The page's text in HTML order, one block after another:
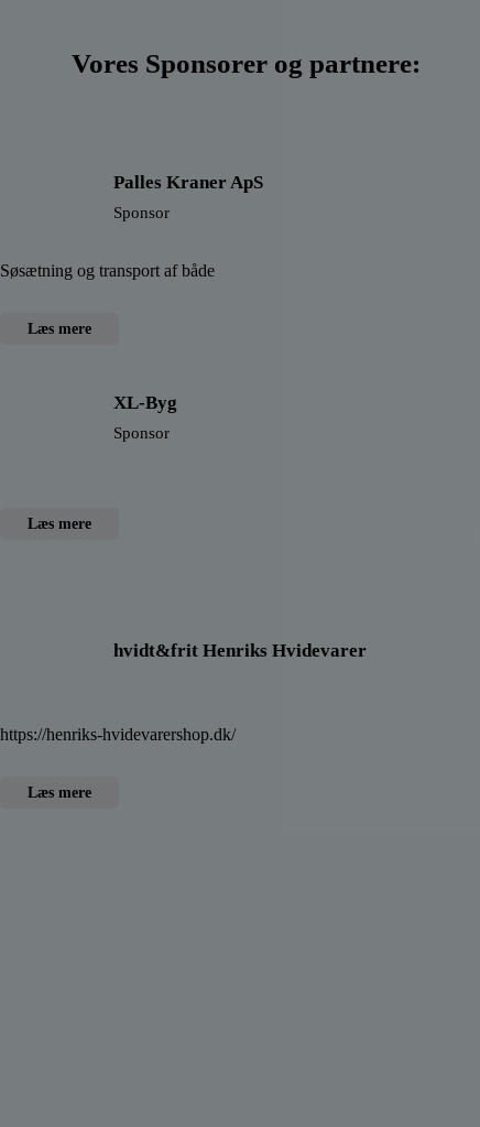
Vores Sponsorer og partnere:
Palles Kraner ApS
Sponsor
Søsætning og transport af både
Læs mere
XL-Byg
Sponsor
Læs mere
hvidt&frit Henriks Hvidevarer
https://henriks-hvidevarershop.dk/
Læs mere